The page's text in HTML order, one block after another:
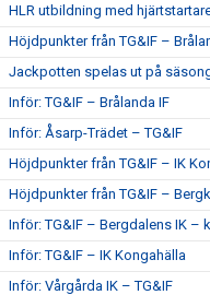
HLR utbildning med
Höjdpunkter från TG&IF –
Jackpotten spelas ut på
Inför: TG&IF – Brålanda IF
Inför: Åsarp-Trädet – TG&IF
Höjdpunkter från TG&IF – IK
Höjdpunkter från TG&IF –
Inför: TG&IF – Bergdalens IK –
Inför: TG&IF – IK Kongahälla
Inför: Vårgårda IK – TG&IF